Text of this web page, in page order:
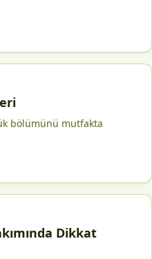
bölümünü mutfakta
Dikkat